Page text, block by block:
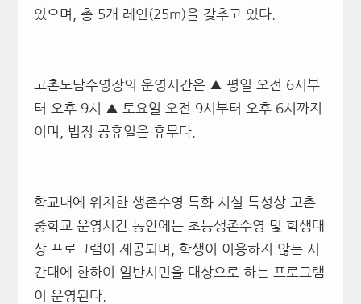
있으며, 총 5개 레인(25m)을 갖추고 있다.
고촌도담수영장의 운영시간은 ▲ 평일 오전 6시부
터 오후 9시 ▲ 토요일 오전 9시부터 오후 6시까지
이며, 법정 공휴일은 휴무다.
학교내에 위치한 생존수영 특화 시설 특성상 고촌
중학교 운영시간 동안에는 초등생존수영 및 학생대
상 프로그램이 제공되며, 학생이 이용하지 않는 시
간대에 한하여 일반시민을 대상으로 하는 프로그램
이 운영된다.